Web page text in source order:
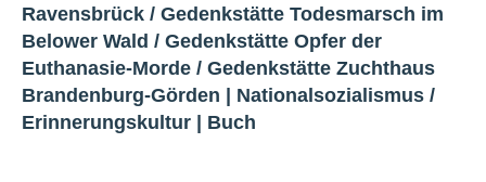
Ravensbrück / Gedenkstätte Todesmarsch im
Belower Wald / Gedenkstätte Opfer der
Euthanasie-Morde / Gedenkstätte Zuchthaus
Brandenburg-Görden | Nationalsozialismus /
Erinnerungskultur | Buch